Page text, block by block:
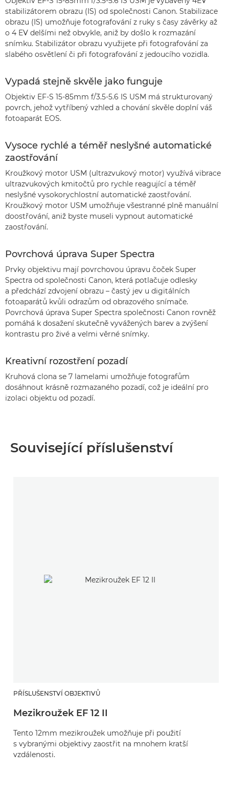
stabilizátorem obrazu (IS) od společnosti Canon. Stabilizace
obrazu (IS) umožňuje fotografování z ruky s časy závěrky až
o 4 EV delšími než obvykle, aniž by došlo k rozmazání
snímku. Stabilizátor obrazu využijete při fotografování za
slabého osvětlení či při fotografování z jedoucího vozidla.
Vypadá stejně skvěle jako funguje
Objektiv EF-S 15-85mm f/3.5-5.6 IS USM má strukturovaný
povrch, jehož vytříbený vzhled a chování skvěle doplní váš
fotoaparát EOS.
Vysoce rychlé a téměř neslyšné automatické
zaostřování
Kroužkový motor USM (ultrazvukový motor) využívá vibrace
ultrazvukových kmitočtů pro rychle reagující a téměř
neslyšné vysokorychlostní automatické zaostřování.
Kroužkový motor USM umožňuje všestranné plně manuální
doostřování, aniž byste museli vypnout automatické
zaostřování.
Povrchová úprava Super Spectra
Prvky objektivu mají povrchovou úpravu čoček Super
Spectra od společnosti Canon, která potlačuje odlesky
a předchází zdvojení obrazu – častý jev u digitálních
fotoaparátů kvůli odrazům od obrazového snímače.
Povrchová úprava Super Spectra společnosti Canon rovněž
pomáhá k dosažení skutečně vyvážených barev a zvýšení
kontrastu pro živé a velmi věrné snímky.
Kreativní rozostření pozadí
Kruhová clona se 7 lamelami umožňuje fotografům
dosáhnout krásně rozmazaného pozadí, což je ideální pro
izolaci objektu od pozadí.
Související příslušenství
PŘÍSLUŠENSTVÍ OBJEKTIVŮ
Mezikroužek EF 12 II
Tento 12mm mezikroužek umožňuje při použití
s vybranými objektivy zaostřit na mnohem kratší
vzdálenosti.